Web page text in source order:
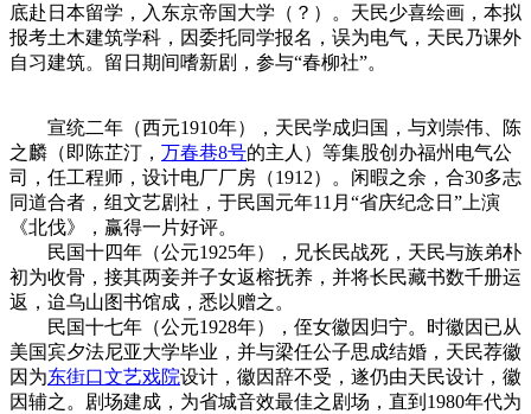
底赴日本留学，入东京帝国大学（？）。天民少喜绘画，本拟
报考土木建筑学科，因委托同学报名，误为电气，天民乃课外
自习建筑。留日期间嗜新剧，参与“春柳社”。
宣统二年（西元1910年），天民学成归国，与刘崇伟、陈
之麟（即陈芷汀， 万春巷8号的主人）等集股创办福州电气公
司，任工程师，设计电厂厂房（1912）。闲暇之余，合30多志
同道合者，组文艺剧社，于民国元年11月“省庆纪念日”上演
《北伐》，赢得一片好评。
民国十四年（公元1925年），兄长民战死，天民与族弟朴
初为收骨，接其两妾并子女返榕抚养，并将长民藏书数千册运
返，迨乌山图书馆成，悉以赠之。
民国十七年（公元1928年），侄女徽因归宁。时徽因已从
美国宾夕法尼亚大学毕业，并与梁任公子思成结婚，天民荐徽
因为东街口文艺戏院设计，徽因辞不受，遂仍由天民设计，徽
因辅之。剧场建成，为省城音效最佳之剧场，直到1980年代为